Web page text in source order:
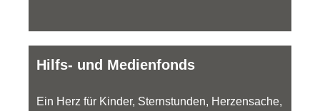
Hilfs- und Medienfonds
Ein Herz für Kinder, Sternstunden, Herzensache,